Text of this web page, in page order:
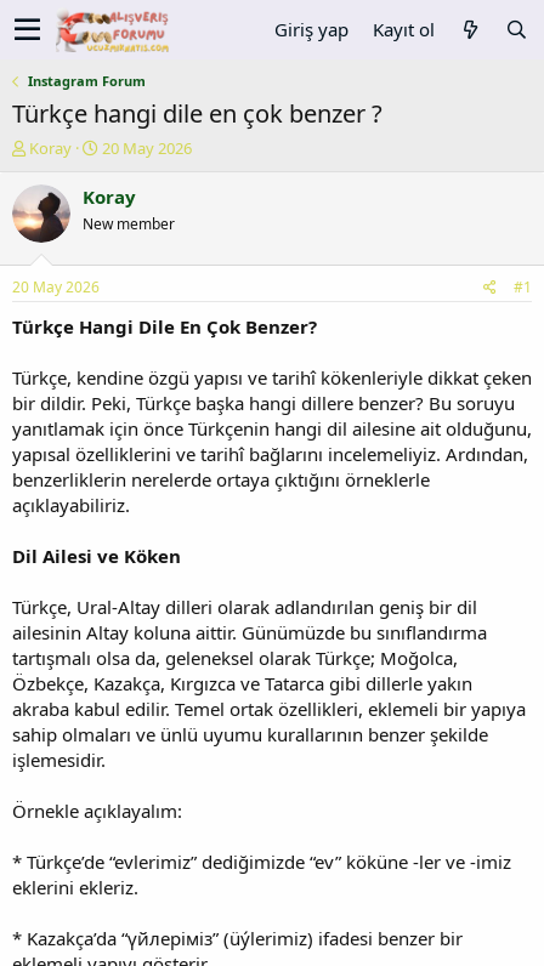
Giriş yap Kayıt ol
Instagram Forum
Türkçe hangi dile en çok benzer ?
K
n
u
y
b
a
ş
t
a
n
Koray
B
ş
a
ç
r
i
h
i
20 May 2026
Koray
New member
20 May 2026 #1
Türkçe Hangi Dile En Çok Benzer?
Türkçe, kendine özgü yapısı ve tarihî kökenleriyle dikkat çeken
bir dildir. Peki, Türkçe başka hangi dillere benzer? Bu soruyu
yanıtlamak için önce Türkçenin hangi dil ailesine ait olduğunu,
yapısal özelliklerini ve tarihî bağlarını incelemeliyiz. Ardından,
benzerliklerin nerelerde ortaya çıktığını örneklerle
açıklayabiliriz.
Dil Ailesi ve Köken
Türkçe, Ural-Altay dilleri olarak adlandırılan geniş bir dil
ailesinin Altay koluna aittir. Günümüzde bu sınıflandırma
tartışmalı olsa da, geleneksel olarak Türkçe; Moğolca,
Özbekçe, Kazakça, Kırgızca ve Tatarca gibi dillerle yakın
akraba kabul edilir. Temel ortak özellikleri, eklemeli bir yapıya
sahip olmaları ve ünlü uyumu kurallarının benzer şekilde
işlemesidir.
Örnekle açıklayalım:
* Türkçe’de “evlerimiz” dediğimizde “ev” köküne -ler ve -imiz
eklerini ekleriz.
* Kazakça’da “үйлеріміз” (üýlerimiz) ifadesi benzer bir